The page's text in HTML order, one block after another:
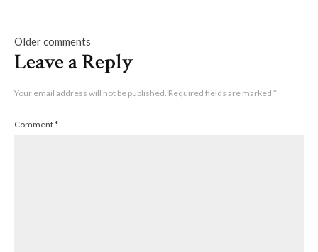
Comments navigation
Older comments
Leave a Reply
Your email address will not be published. Required fields are marked *
Comment*